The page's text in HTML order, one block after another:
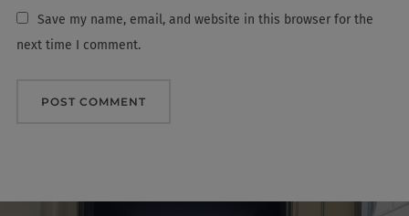
Save my name, email, and website in this browser for the
next time I comment.